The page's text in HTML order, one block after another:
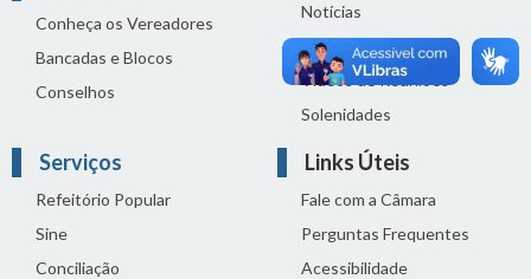
Conheça os Vereadores
Bancadas e Blocos
Conselhos
Notícias
Sala de Imprensa
Vídeos de Reuniões
Solenidades
Serviços
Refeitório Popular
Sine
Conciliação
Links Úteis
Fale com a Câmara
Perguntas Frequentes
Acessibilidade